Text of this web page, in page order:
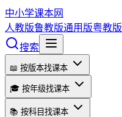
中小学课本网
人教版鲁教版通用版粤教版
搜索
📖 按版本找课本
🎓 按年级找课本
📚 按科目找课本